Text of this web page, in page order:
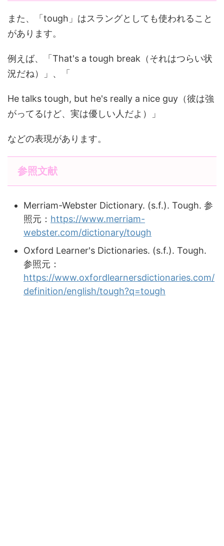
また、「tough」はスラングとしても使われること
があります。
例えば、「That's a tough break（それはつらい状
況だね）」、「
He talks tough, but he's really a nice guy（彼は強
がってるけど、実は優しい人だよ）」
などの表現があります。
参照文献
Merriam-Webster Dictionary. (s.f.). Tough. 参
照元： https://www.merriam-
webster.com/dictionary/tough
Oxford Learner's Dictionaries. (s.f.). Tough.
参照元：
https://www.oxfordlearnersdictionaries.com/
definition/english/tough?q=tough